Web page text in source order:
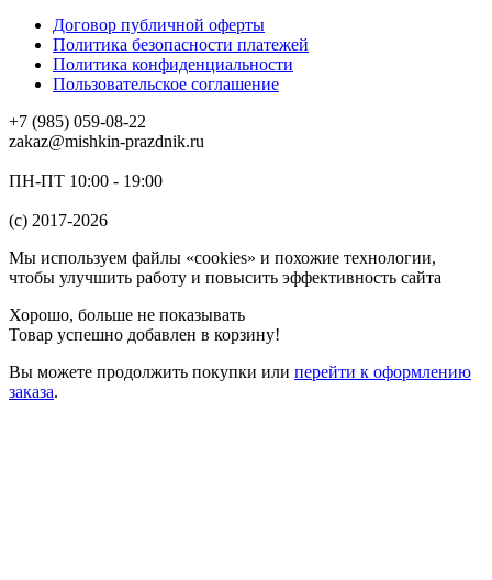
Договор публичной оферты
Политика безопасности платежей
Политика конфиденциальности
Пользовательское соглашение
+7 (985) 059-08-22
zakaz@mishkin-prazdnik.ru
ПН-ПТ 10:00 - 19:00
(c) 2017-2026
Мы используем файлы «cookies» и похожие технологии,
чтобы улучшить работу и повысить эффективность сайта
Хорошо, больше не показывать
Товар успешно добавлен в корзину!
Вы можете продолжить покупки или перейти к оформлению
заказа.